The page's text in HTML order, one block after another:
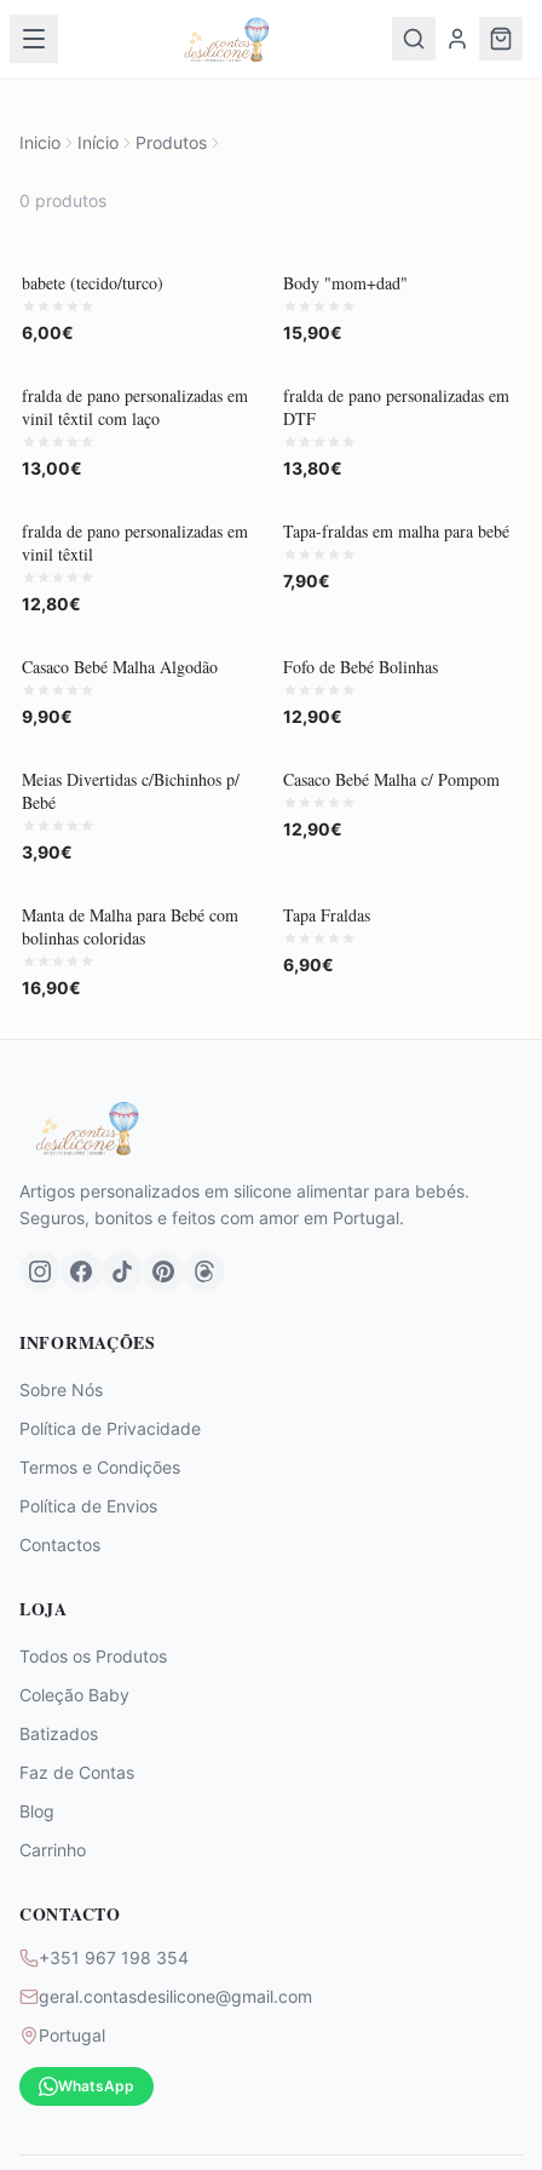
Inicio Início Produtos
0 produtos
babete (tecido/turco)
6,00€
Body "mom+dad"
15,90€
fralda de pano personalizadas em
vinil têxtil com laço
13,00€
fralda de pano personalizadas em
DTF
13,80€
fralda de pano personalizadas em
vinil têxtil
12,80€
Tapa-fraldas em malha para bebé
7,90€
Casaco Bebé Malha Algodão
9,90€
Fofo de Bebé Bolinhas
12,90€
Meias Divertidas c/Bichinhos p/
Bebé
3,90€
Casaco Bebé Malha c/ Pompom
12,90€
Manta de Malha para Bebé com
bolinhas coloridas
16,90€
Tapa Fraldas
6,90€
Artigos personalizados em silicone alimentar para bebés.
Seguros, bonitos e feitos com amor em Portugal.
INFORMAÇÕES
Sobre Nós
Política de Privacidade
Termos e Condições
Política de Envios
Contactos
LOJA
Todos os Produtos
Coleção Baby
Batizados
Faz de Contas
Blog
Carrinho
CONTACTO
+351 967 198 354
geral.contasdesilicone@gmail.com
Portugal
WhatsApp